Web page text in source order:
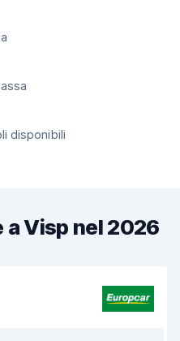
disponibili
Visp nel 2026